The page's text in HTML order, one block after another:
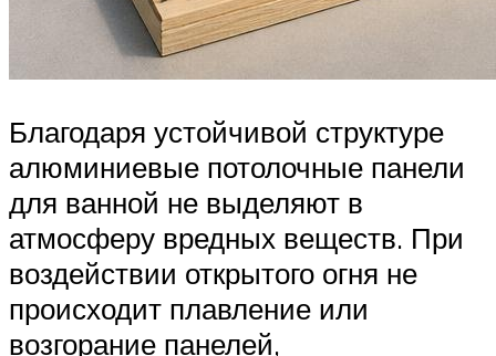
Благодаря устойчивой структуре
алюминиевые потолочные панели
для ванной не выделяют в
атмосферу вредных веществ. При
воздействии открытого огня не
происходит плавление или
возгорание панелей,